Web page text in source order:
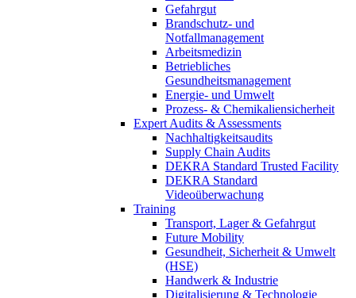
Gefahrgut
Brandschutz- und
Notfallmanagement
Arbeitsmedizin
Betriebliches
Gesundheitsmanagement
Energie- und Umwelt
Prozess- & Chemikaliensicherheit
Expert Audits & Assessments
Nachhaltigkeitsaudits
Supply Chain Audits
DEKRA Standard Trusted Facility
DEKRA Standard
Videoüberwachung
Training
Transport, Lager & Gefahrgut
Future Mobility
Gesundheit, Sicherheit & Umwelt
(HSE)
Handwerk & Industrie
Digitalisierung & Technologie